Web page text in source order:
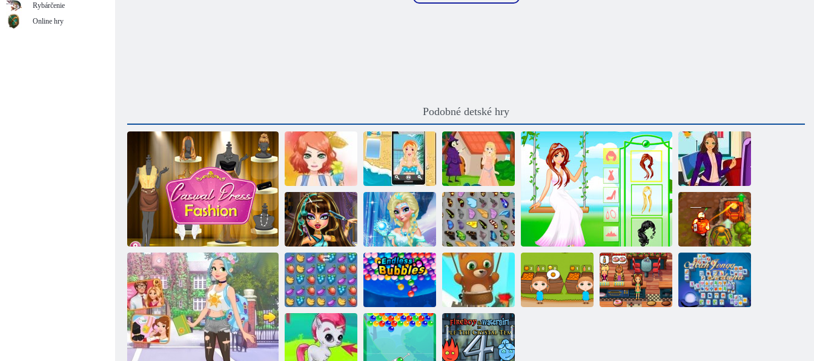
Podobné detské hry
Módne oblečenie pre voľný čas
Letná fiesta
Fun letné
prázdniny
Kliatba
Skúška na
určenie
povolania
Cleopatra:
Realitné účesy
Make-up pre
Elsa
Motýľ Kyodai
Prekliaty poklad
2
Ovocie
Nekonečné
bubliny
Bubble Shooter:
Nekonečno
Rybárčenie
Online hry